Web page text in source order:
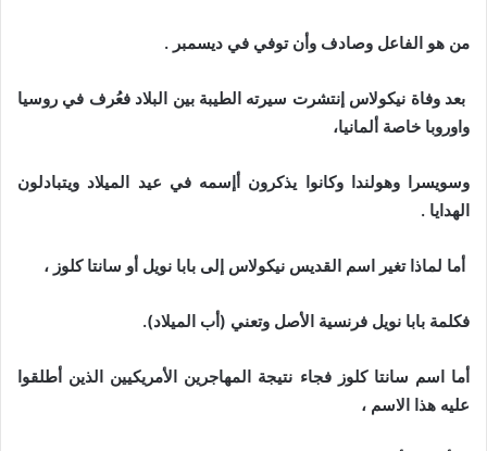
من هو الفاعل وصادف وأن توفي في ديسمبر .
بعد وفاة نيكولاس إنتشرت سيرته الطيبة بين البلاد فعُرف في روسيا
واوروبا خاصة ألمانيا،
وسويسرا وهولندا وكانوا يذكرون أإسمه في عيد الميلاد ويتبادلون
الهدايا .
أما لماذا تغير اسم القديس نيكولاس إلى بابا نويل أو سانتا كلوز ،
فكلمة بابا نويل فرنسية الأصل وتعني (أب الميلاد).
أما اسم سانتا كلوز فجاء نتيجة المهاجرين الأمريكيين الذين أطلقوا
عليه هذا الاسم ،